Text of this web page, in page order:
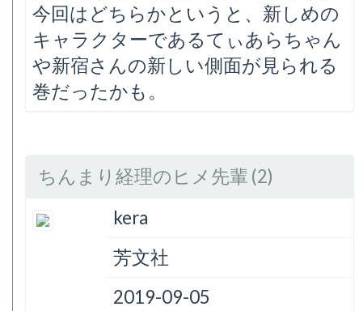
今回はどちらかというと、新しめの
キャラクターであるてぃあらちゃん
や新宿さんの新しい側面が見られる
巻だったかも。
ちんまり経理のヒメ先輩 (2)
kera
芳文社
2019-09-05